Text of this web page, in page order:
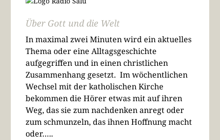
Über Gott und die Welt
In maximal zwei Minuten wird ein aktuelles
Thema oder eine Alltagsgeschichte
aufgegriffen und in einen christlichen
Zusammenhang gesetzt. Im wöchentlichen
Wechsel mit der katholischen Kirche
bekommen die Hörer etwas mit auf ihren
Weg, das sie zum nachdenken anregt oder
zum schmunzeln, das ihnen Hoffnung macht
oder…..